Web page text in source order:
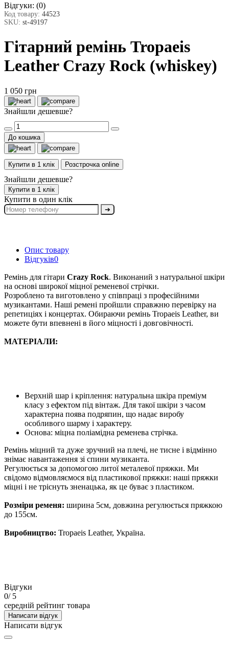
Відгуки: (0)
Код товару: 44523
SKU: st-49197
Гітарний ремінь Tropaeis
Leather Crazy Rock (whiskey)
1 050 грн
Знайшли дешевше?
До кошика
Купити в 1 клік Розстрочка online
Знайшли дешевше?
Купити в 1 клік
Купити в один клік
➔
Опис товару
Відгуків0
Ремінь для гітари Crazy Rock. Виконаний з натуральної шкіри
на основі широкої міцної ременевої стрічки.
Розроблено та виготовлено у співпраці з професійними
музикантами. Наші ремені пройшли справжню перевірку на
репетиціях і концертах. Обираючи ремінь Tropaeis Leather, ви
можете бути впевнені в його міцності і довговічності.
МАТЕРІАЛИ:
Верхній шар і кріплення: натуральна шкіра преміум
класу з ефектом під вінтаж. Для такої шкіри з часом
характерна поява подряпин, що надає виробу
особливого шарму і характеру.
Основа: міцна поліамідна ременева стрічка.
Ремінь міцний та дуже зручний на плечі, не тисне і відмінно
знімає навантаження зі спини музиканта.
Регулюється за допомогою литої металевої пряжки. Ми
свідомо відмовляємося від пластикової пряжки: наші пряжки
міцні і не тріснуть зненацька, як це буває з пластиком.
Розміри ременя: ширина 5см, довжина регулюється пряжкою
до 155см.
Виробництво: Tropaeis Leather, Україна.
Відгуки
0/ 5
середній рейтинг товара
Написати відгук
Написати відгук